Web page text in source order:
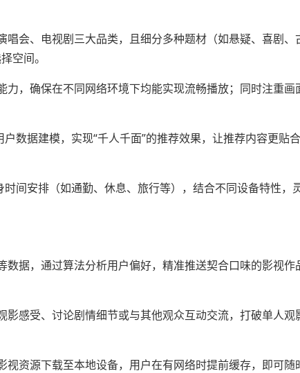
会、电视剧三大品类，且细分多种题材（如悬疑、喜剧、
空间。
，确保在不同网络环境下均能实现流畅播放；同时注重画
数据建模，实现“千人千面”的推荐效果，让推荐内容更贴
间安排（如通勤、休息、旅行等），结合不同设备特性，
据，通过算法分析用户偏好，精准推送契合口味的影视作
感受、讨论剧情细节或与其他观众互动交流，打破单人观
资源下载至本地设备，用户在有网络时提前缓存，即可随